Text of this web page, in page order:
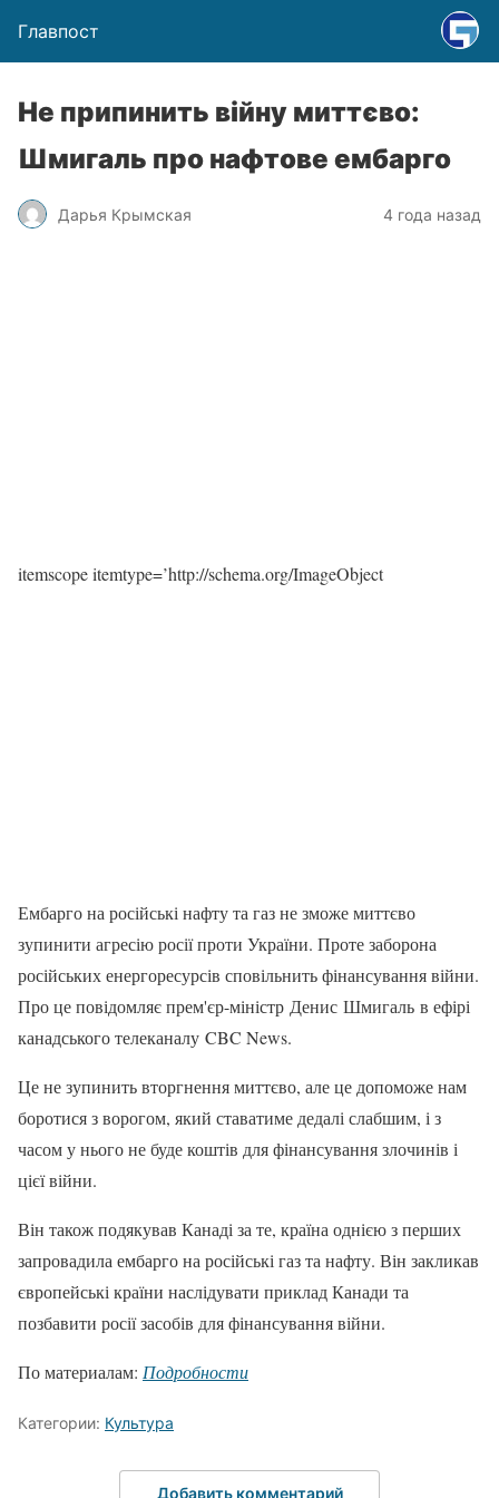
Главпост
Не припинить війну миттєво:
Шмигаль про нафтове ембарго
Дарья Крымская 4 года назад
itemscope itemtype=’http://schema.org/ImageObject
Ембарго на російські нафту та газ не зможе миттєво
зупинити агресію росії проти України. Проте заборона
російських енергоресурсів сповільнить фінансування війни.
Про це повідомляє прем'єр-міністр Денис Шмигаль в ефірі
канадського телеканалу CBC News.
Це не зупинить вторгнення миттєво, але це допоможе нам
боротися з ворогом, який ставатиме дедалі слабшим, і з
часом у нього не буде коштів для фінансування злочинів і
цієї війни.
Він також подякував Канаді за те, країна однією з перших
запровадила ембарго на російські газ та нафту. Він закликав
європейські країни наслідувати приклад Канади та
позбавити росії засобів для фінансування війни.
По материалам: Подробности
Категории: Культура
Добавить комментарий